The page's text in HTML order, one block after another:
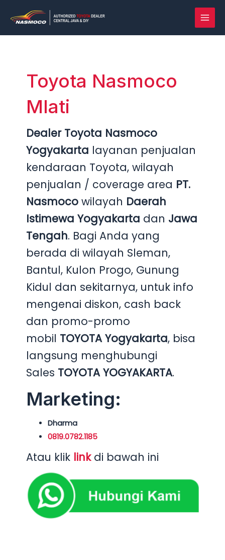
konten
Toyota Nasmoco
Mlati
Dealer Toyota Nasmoco
Yogyakarta layanan penjualan
kendaraan Toyota, wilayah
penjualan / coverage area PT.
Nasmocowilayah Daerah
Istimewa Yogyakarta dan Jawa
Tengah. Bagi Anda yang
berada di wilayah Sleman,
Bantul, Kulon Progo, Gunung
Kidul dan sekitarnya, untuk info
mengenai diskon, cash back
dan promo-promo
mobil TOYOTA Yogyakarta, bisa
langsung menghubungi
Sales TOYOTA YOGYAKARTA.
Marketing:
Dharma
0819.0782.1185
Atau klik linkdi bawah ini
pagination